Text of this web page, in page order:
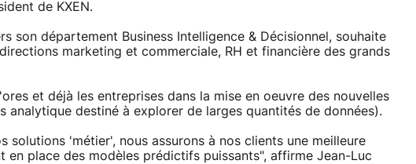
de KXEN.
son département Business Intelligence & Décisionnel, souhaite
marketing et commerciale, RH et financière des grands
et déjà les entreprises dans la mise en oeuvre des nouvelles
analytique destiné à explorer de larges quantités de données).
solutions 'métier', nous assurons à nos clients une meilleure
place des modèles prédictifs puissants", affirme Jean-Luc